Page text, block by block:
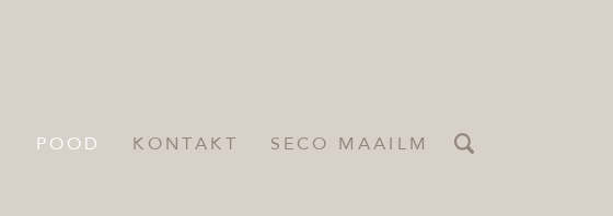
POOD KONTAKT SECO MAAILM